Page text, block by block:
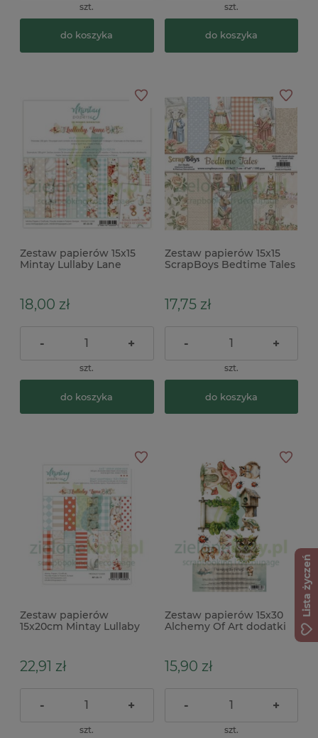
szt.
do koszyka
szt.
do koszyka
Zestaw papierów 15x15
Mintay Lullaby Lane
18,00 zł
- +
szt.
do koszyka
Zestaw papierów 15x15
ScrapBoys Bedtime Tales
17,75 zł
- +
szt.
do koszyka
Zestaw papierów
15x20cm Mintay Lullaby
22,91 zł
- +
szt.
Zestaw papierów 15x30
Alchemy Of Art dodatki
15,90 zł
- +
szt.
Lista życzeń